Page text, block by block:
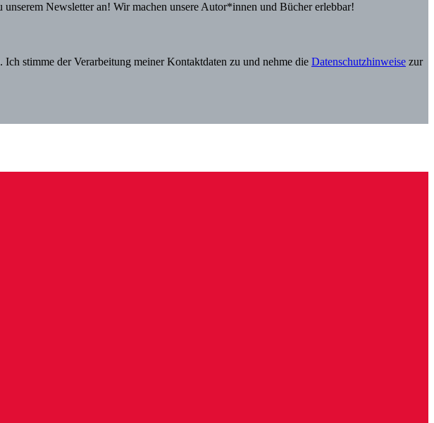
Newsletter an! Wir machen unsere Autor*innen und Bücher erlebbar!
stimme der Verarbeitung meiner Kontaktdaten zu und nehme die Datenschutzhinweise zur